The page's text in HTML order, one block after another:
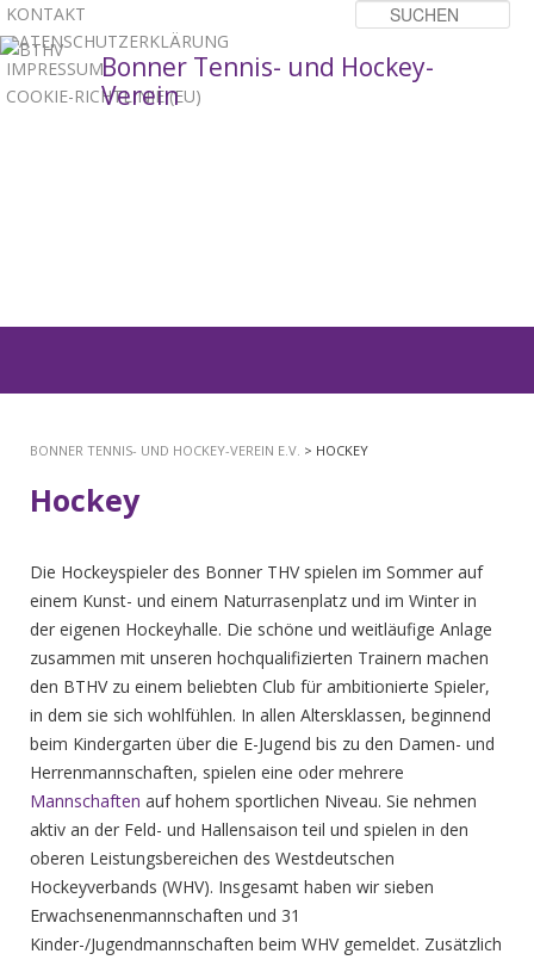
KONTAKT
DATENSCHUTZERKLÄRUNG
IMPRESSUM
COOKIE-RICHTLINIE (EU)
Bonner Tennis- und Hockey-
Verein
1 2 3
INHALT
SPRINGEN
BONNER TENNIS- UND HOCKEY-VEREIN E.V. > HOCKEY
Hockey
Die Hockeyspieler des Bonner THV spielen im Sommer auf
einem Kunst- und einem Naturrasenplatz und im Winter in
der eigenen Hockeyhalle. Die schöne und weitläufige Anlage
zusammen mit unseren hochqualifizierten Trainern machen
den BTHV zu einem beliebten Club für ambitionierte Spieler,
in dem sie sich wohlfühlen. In allen Altersklassen, beginnend
beim Kindergarten über die E-Jugend bis zu den Damen- und
Herrenmannschaften, spielen eine oder mehrere
Mannschaften auf hohem sportlichen Niveau. Sie nehmen
aktiv an der Feld- und Hallensaison teil und spielen in den
oberen Leistungsbereichen des Westdeutschen
Hockeyverbands (WHV). Insgesamt haben wir sieben
Erwachsenenmannschaften und 31
Kinder-/Jugendmannschaften beim WHV gemeldet. Zusätzlich